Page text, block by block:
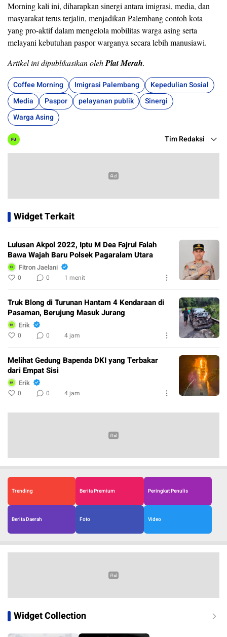
Morning kali ini, diharapkan sinergi antara imigrasi, media, dan
masyarakat terus terjalin, menjadikan Palembang contoh kota
yang pro‑aktif dalam mengelola mobilitas warga asing serta
melayani kebutuhan paspor warganya secara lebih manusiawi.
Artikel ini dipublikasikan olehPlat Merah.
Coffee Morning Imigrasi Palembang
Kepedulian Sosial
Media
Paspor pelayanan publik
Sinergi
Warga Asing
Tim Redaksi
Widget Terkait
Lulusan Akpol 2022, Iptu M Dea Fajrul Falah
Bawa Wajah Baru Polsek Pagaralam Utara
Fitron Jaelani
0 0 1 menit
Truk Blong di Turunan Hantam 4 Kendaraan di
Pasaman, Berujung Masuk Jurang
Erik
0 0 4 jam
Melihat Gedung Bapenda DKI yang Terbakar
dari Empat Sisi
Erik
0 0 4 jam
Trending Berita Premium Peringkat Penulis
Berita Daerah Foto Video
Widget Collection